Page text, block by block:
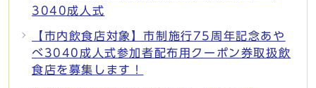
3040成人式
【市内飲食店対象】市制施行75周年記念あや
べ3040成人式参加者配布用クーポン券取扱飲
食店を募集します！